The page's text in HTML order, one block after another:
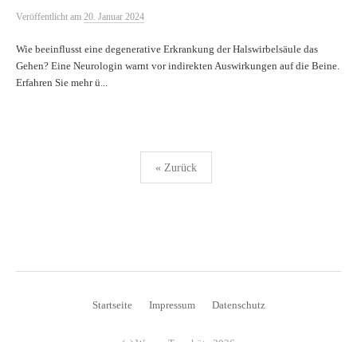
Veröffentlicht am 20. Januar 2024
Wie beeinflusst eine degenerative Erkrankung der Halswirbelsäule das
Gehen? Eine Neurologin warnt vor indirekten Auswirkungen auf die Beine.
Erfahren Sie mehr ü...
« Zurück
Startseite Impressum Datenschutz